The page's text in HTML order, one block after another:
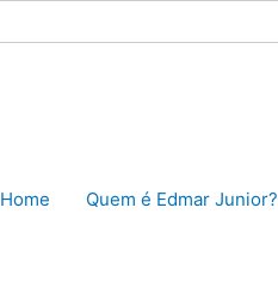
Home Quem é Edmar Junior?